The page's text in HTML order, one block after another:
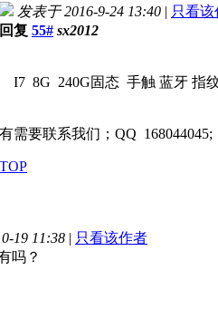
发表于 2016-9-24 13:40 | 只看该
回复 55# sx2012
I7 8G 240G固态 手触 蓝牙 指
有需要联系我们；QQ 168044045;
TOP
19 11:38 | 只看该作者
吗？